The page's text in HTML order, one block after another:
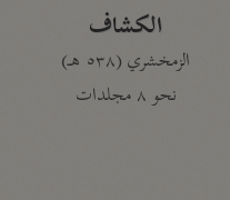
الكشاف
الزمخشري (٥٣٨ هـ)
نحو ٨ مجلدات